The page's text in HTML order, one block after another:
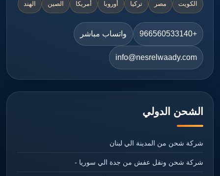
الكويت مصر تركيا أوروبا أمريكا الصين الهند
+966560533140 واتساب مباشر
info@nesrelwaady.com
الشحن الدولي
شركة شحن من المدينة الي لبنان
شركة شحن ونقل عفش من جدة الي سوريا -